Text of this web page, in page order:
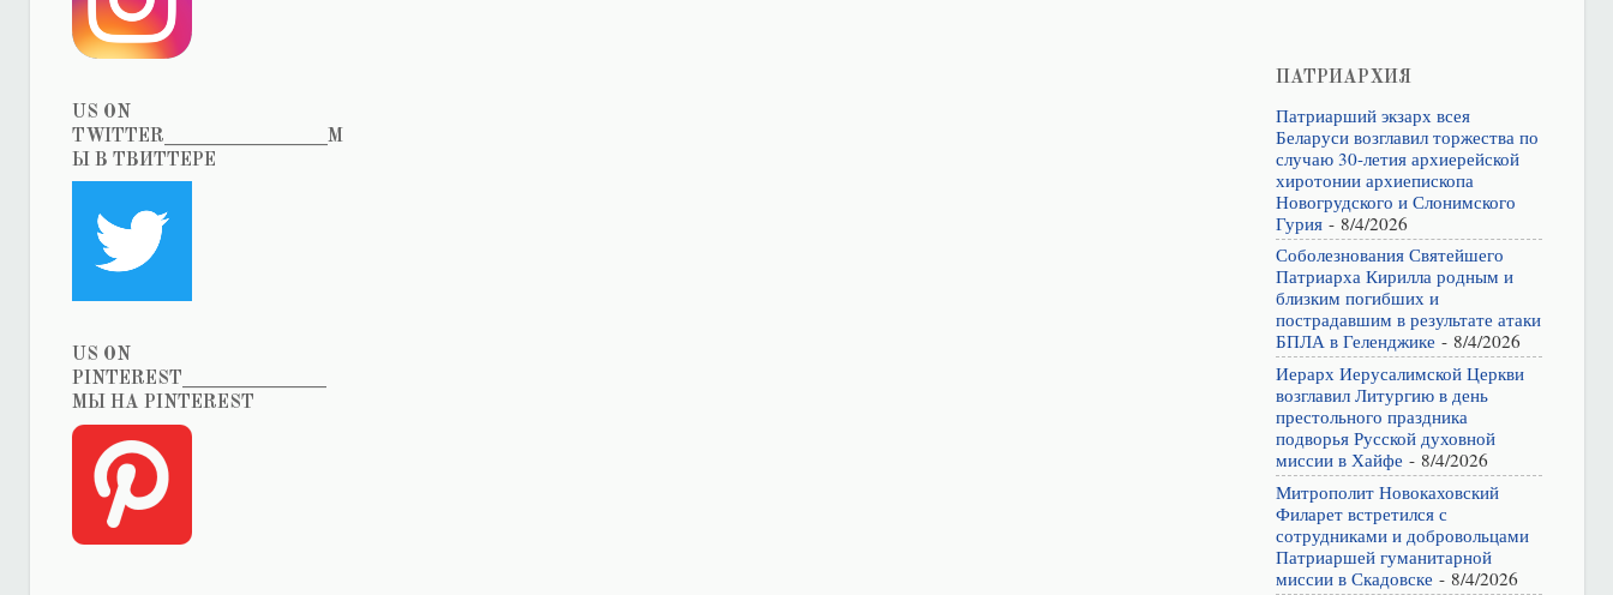
US ON
TWITTER_________________М
Ы В ТВИТТЕРЕ
US ON
PINTEREST_______________
МЫ НА PINTEREST
ПАТРИАРХИЯ
Патриарший экзарх всея
Беларуси возглавил торжества по
случаю 30-летия архиерейской
хиротонии архиепископа
Новогрудского и Слонимского
Гурия- 8/4/2026
Соболезнования Святейшего
Патриарха Кирилла родным и
близким погибших и
пострадавшим в результате атаки
БПЛА в Геленджике - 8/4/2026
Иерарх Иерусалимской Церкви
возглавил Литургию в день
престольного праздника
подворья Русской духовной
миссии в Хайфе - 8/4/2026
Митрополит Новокаховский
Филарет встретился с
сотрудниками и добровольцами
Патриаршей гуманитарной
миссии в Скадовске - 8/4/2026